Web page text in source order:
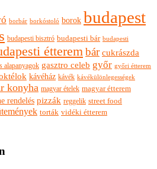
borbár borkóstoló borok budapest
budapesti bisztró budapesti bár budapesti
étterembár cukrászda
alapanyagok gasztro celeb győr győri étterem
kávéház kávék kávékülönlegességek
konyha magyar ételek magyar étterem
rendelés pizzák reggelik street food
torták vidéki étterem